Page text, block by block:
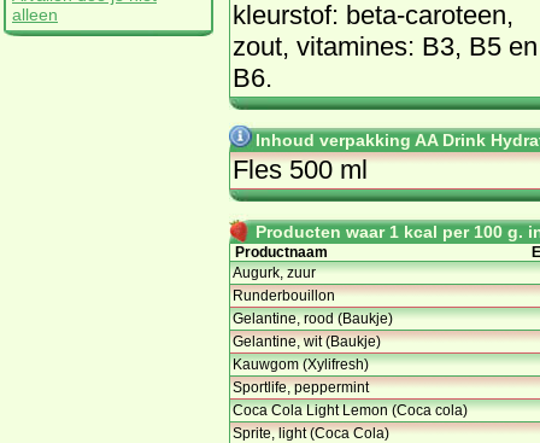
alleen
kleurstof: beta-caroteen,
zout, vitamines: B3, B5 en
B6.
Inhoud verpakking AA Drink
Fles 500 ml
Producten waar 1 kcal per 100 g.
Productnaam
Augurk, zuur
Runderbouillon
Gelantine, rood (Baukje)
Gelantine, wit (Baukje)
Kauwgom (Xylifresh)
Sportlife, peppermint
Coca Cola Light Lemon (Coca cola)
Sprite, light (Coca Cola)